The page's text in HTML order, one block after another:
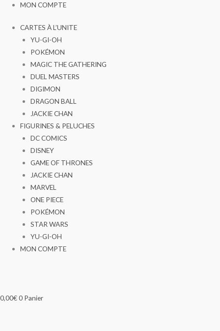
MON COMPTE
CARTES À L’UNITE
YU-GI-OH
POKÉMON
MAGIC THE GATHERING
DUEL MASTERS
DIGIMON
DRAGON BALL
JACKIE CHAN
FIGURINES & PELUCHES
DC COMICS
DISNEY
GAME OF THRONES
JACKIE CHAN
MARVEL
ONE PIECE
POKÉMON
STAR WARS
YU-GI-OH
MON COMPTE
0,00€0 Panier